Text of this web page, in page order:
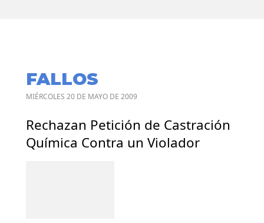
FALLOS
MIÉRCOLES 20 DE MAYO DE 2009
Rechazan Petición de Castración
Química Contra un Violador